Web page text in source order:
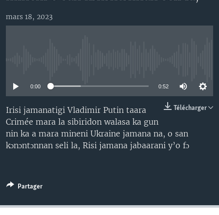
mars 18, 2023
0:00 0:52
Télécharger
Irisi jamanatigi Vladimir Putin taara
Crimée mara la sibiridon walasa ka gun
nin ka a mara mineni Ukraine jamana na, o san
kɔnɔntɔnnan seli la, Risi jamana jabaarani y’o fɔ
Partager